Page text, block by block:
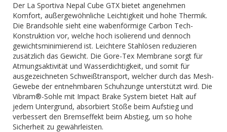
Der La Sportiva Nepal Cube GTX bietet angenehmen
Komfort, außergewöhnliche Leichtigkeit und hohe Thermik.
Die Brandsohle sieht eine wabenförmige Carbon Tech-
Konstruktion vor, welche hoch isolierend und dennoch
gewichtsminimierend ist. Leichtere Stahlösen reduzieren
zusätzlich das Gewicht. Die Gore-Tex Membrane sorgt für
Atmungsaktivität und Wasserdichtigkeit, und somit für
ausgezeichneten Schweißtransport, welcher durch das Mesh-
Gewebe der entnehmbaren Schuhzunge unterstützt wird. Die
Vibram®-Sohle mit Impact Brake System bietet Halt auf
jedem Untergrund, absorbiert Stöße beim Aufstieg und
verbessert den Bremseffekt beim Abstieg, um so hohe
Sicherheit zu gewährleisten.